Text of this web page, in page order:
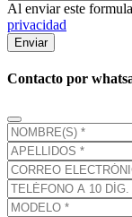
Al enviar este
privacidad
Enviar
Contacto por